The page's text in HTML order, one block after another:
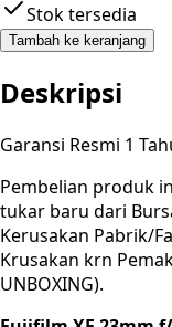
Stok tersedia
Tambah ke keranjang
Deskripsi
Garansi Resmi 1
Pembelian produk
tukar baru dari
Kerusakan Pabrik/
Krusakan krn
UNBOXING).